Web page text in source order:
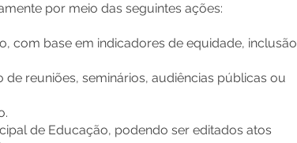
por meio das seguintes ações:
com base em indicadores de equidade, inclusão
reuniões, seminários, audiências públicas ou
de Educação, podendo ser editados atos